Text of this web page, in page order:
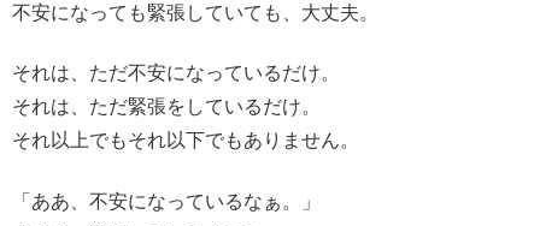
不安になっても緊張していても、大丈夫。
それは、ただ不安になっているだけ。
それは、ただ緊張をしているだけ。
それ以上でもそれ以下でもありません。
「ああ、不安になっているなぁ。」